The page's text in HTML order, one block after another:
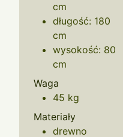
cm
długość: 180
cm
wysokość: 80
cm
Waga
45 kg
Materiały
drewno